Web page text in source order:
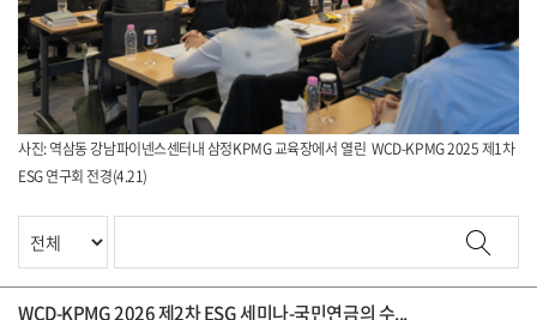
사진: 역삼동 강남파이넨스센터내 삼정KPMG 교육장에서 열린 WCD-KPMG 2025 제1차
ESG 연구회 전경(4.21)
WCD-KPMG 2026 제2차 ESG 세미나-국민연금의 수...